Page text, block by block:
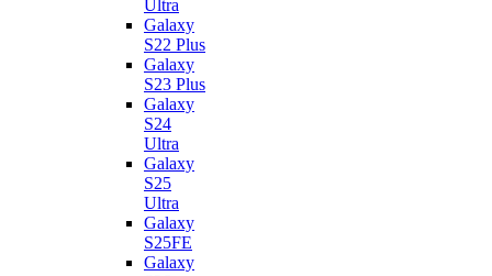
Ultra
Galaxy
S22 Plus
Galaxy
S23 Plus
Galaxy
S24
Ultra
Galaxy
S25
Ultra
Galaxy
S25FE
Galaxy